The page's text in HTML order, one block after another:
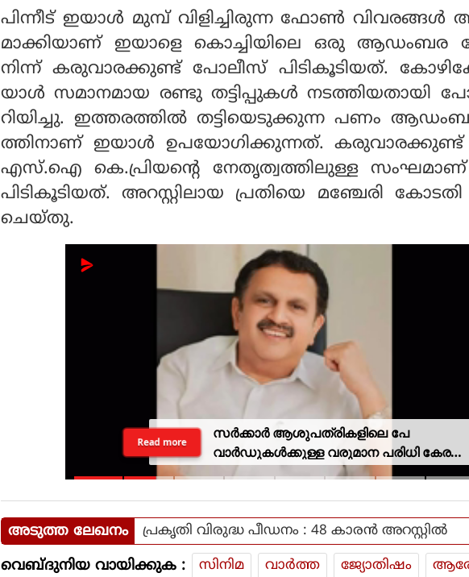
പിന്നീട് ഇയാൾ മുമ്പ് വിളിച്ചിരുന്ന ഫോൺ വിവരങ്ങൾ
മാക്കിയാണ് ഇയാളെ കൊച്ചിയിലെ ഒരു ആഡംബര
നിന്ന് കരുവാരക്കുണ്ട് പോലീസ് പിടികൂടിയത്.
യാൾ സമാനമായ രണ്ടു തട്ടിപ്പുകൾ നടത്തിയതായി
റിയിച്ചു. ഇത്തരത്തിൽ തട്ടിയെടുക്കുന്ന പണം
ത്തിനാണ് ഇയാൾ ഉപയോഗിക്കുന്നത്.
എസ്.ഐ കെ.പ്രിയന്റെ നേതൃത്വത്തിലുള്ള സംഘമാണ്
പിടികൂടിയത്. അറസ്റ്റിലായ പ്രതിയെ മഞ്ചേരി
ചെയ്തു.
സര്‍ക്കാര്‍ ആശുപത്രികളിലെ പേ
വാര്‍ഡുകള്‍ക്കുള്ള വരുമാന പരിധി കേരളം
ഒഴിവാക്കുന്നു
Read more
അടുത്ത ലേഖനം പ്രകൃതി വിരുദ്ധ പീഡനം : 48 കാരൻ അറസ്റ്റിൽ
വെബ്ദുനിയ വായിക്കുക : സിനിമ വാര്‍ത്ത ജ്യോതിഷം